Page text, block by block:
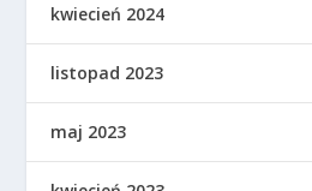
kwiecień 2024
listopad 2023
maj 2023